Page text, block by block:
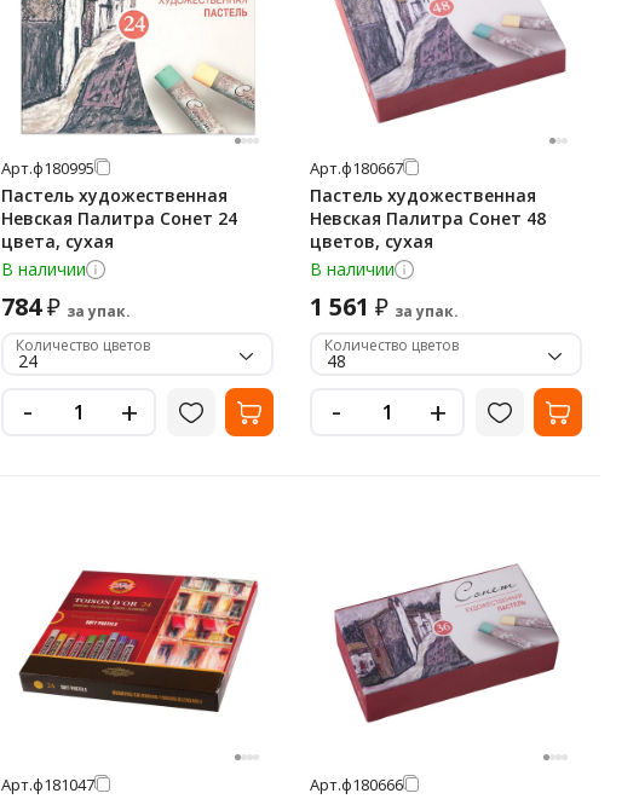
Арт.ф180995
Пастель художественная
Невская Палитра Сонет 24
цвета, сухая
В наличии
784₽ за упак.
Количество цветов
24
- +
Арт.ф180667
Пастель художественная
Невская Палитра Сонет 48
цветов, сухая
В наличии
1 561 ₽ за упак.
Количество цветов
48
- +
Арт.ф181047 Арт.ф180666